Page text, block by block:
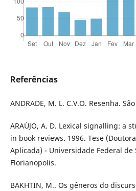
Referências
ANDRADE, M. L. C.V.O. Resenha.
ARAÚJO, A. D. Lexical signalling: a
in book reviews. 1996. Tese
Aplicada) - Universidade Federal de
Florianopolis.
BAKHTIN, M.. Os gêneros do